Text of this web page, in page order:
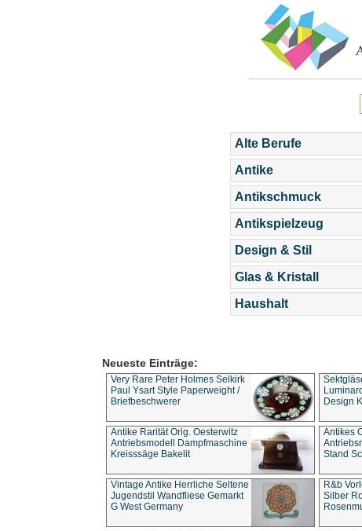
Alte Berufe
Antike
Antikschmuck
Antikspielzeug
Design & Stil
Glas & Kristall
Haushalt
Neueste Einträge:
Very Rare Peter Holmes Selkirk
Paul Ysart Style Paperweight /
Briefbeschwerer
Design
Antike Rarität Orig. Oesterwitz
Antriebsmodell Dampfmaschine
Kreisssäge Bakelit
Antikes
Stand
Vintage Antike Herrliche Seltene
Jugendstil Wandfliese Gemarkt
G West Germany
R&b
Silber